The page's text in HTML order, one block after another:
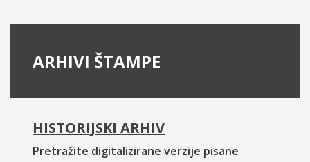
ARHIVI ŠTAMPE
HISTORIJSKI ARHIV
Pretražite digitalizirane verzije pisane